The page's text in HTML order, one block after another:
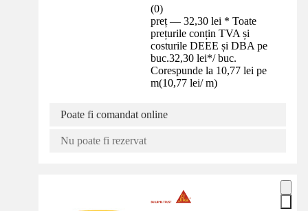
(0)
preț — 32,30 lei * Toate
prețurile conțin TVA și
costurile DEEE și DBA pe
buc.32,30 lei*/ buc.
Corespunde la 10,77 lei pe
m(10,77 lei/ m)
Poate fi comandat online
Nu poate fi rezervat